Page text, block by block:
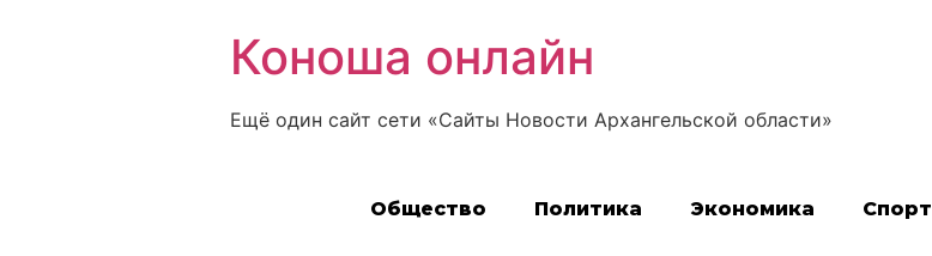
Коноша онлайн
Ещё один сайт сети «Сайты Новости Архангельской области»
Общество Политика Экономика Спорт